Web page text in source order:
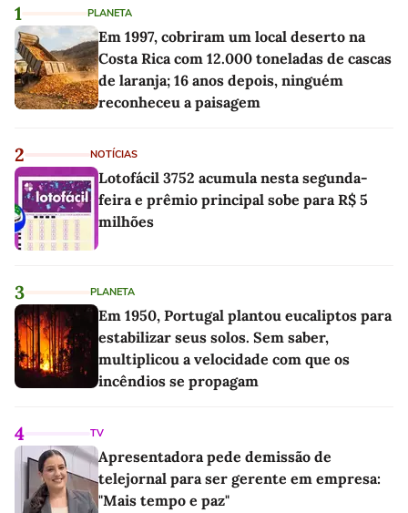
1 PLANETA
Em 1997, cobriram um local deserto na
Costa Rica com 12.000 toneladas de cascas
de laranja; 16 anos depois, ninguém
reconheceu a paisagem
2 NOTÍCIAS
Lotofácil 3752 acumula nesta segunda-
feira e prêmio principal sobe para R$ 5
milhões
3 PLANETA
Em 1950, Portugal plantou eucaliptos para
estabilizar seus solos. Sem saber,
multiplicou a velocidade com que os
incêndios se propagam
4 TV
Apresentadora pede demissão de
telejornal para ser gerente em empresa:
"Mais tempo e paz"